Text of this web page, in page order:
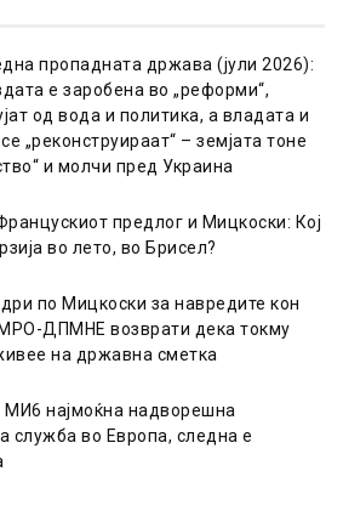
пропадната држава (јули 2026):
е заробена во „реформи“,
од вода и политика, а владата и
„реконструираат“ – земјата тоне
и молчи пред Украина
предлог и Мицкоски: Кој
во лето, во Брисел?
по Мицкоски за навредите кон
ДПМНЕ возврати дека токму
на државна сметка
МИ6 најмоќна надворешна
служба во Европа, следна е